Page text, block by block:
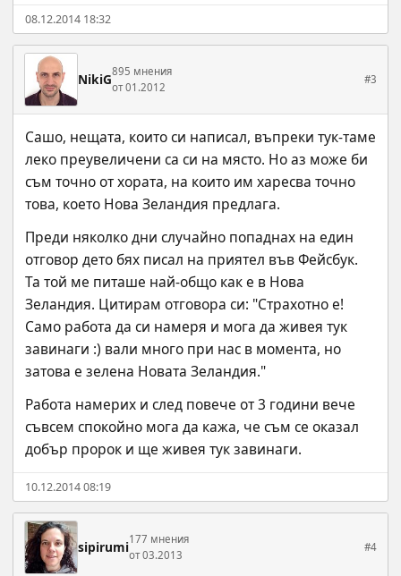
08.12.2014 18:32
NikiG895 мнения
от 01.2012
#3
Сашо, нещата, които си написал, въпреки тук-таме
леко преувеличени са си на място. Но аз може би
съм точно от хората, на които им харесва точно
това, което Нова Зеландия предлага.
Преди няколко дни случайно попаднах на един
отговор дето бях писал на приятел във Фейсбук.
Та той ме питаше най-общо как е в Нова
Зеландия. Цитирам отговора си: "Страхотно е!
Само работа да си намеря и мога да живея тук
завинаги :) вали много при нас в момента, но
затова е зелена Новата Зеландия."
Работа намерих и след повече от 3 години вече
съвсем спокойно мога да кажа, че съм се оказал
добър пророк и ще живея тук завинаги.
10.12.2014 08:19
sipirumi177 мнения
от 03.2013
#4